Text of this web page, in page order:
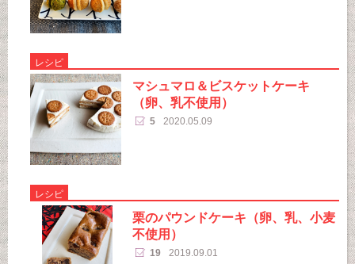
レシピ
マシュマロ＆ビスケットケーキ
（卵、乳不使用）
5 2020.05.09
レシピ
栗のパウンドケーキ（卵、乳、小麦
不使用）
19 2019.09.01